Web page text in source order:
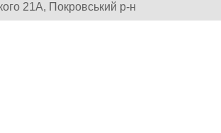
21А, Покровський р-н